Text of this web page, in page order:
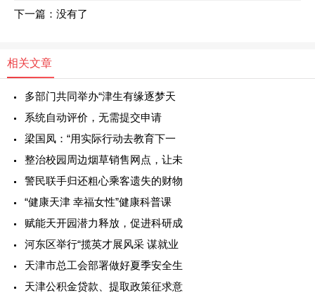
下一篇：没有了
相关文章
多部门共同举办“津生有缘逐梦天
系统自动评价，无需提交申请
梁国凤：“用实际行动去教育下一
整治校园周边烟草销售网点，让未
警民联手归还粗心乘客遗失的财物
“健康天津 幸福女性”健康科普课
赋能天开园潜力释放，促进科研成
河东区举行“揽英才展风采 谋就业
天津市总工会部署做好夏季安全生
天津公积金贷款、提取政策征求意